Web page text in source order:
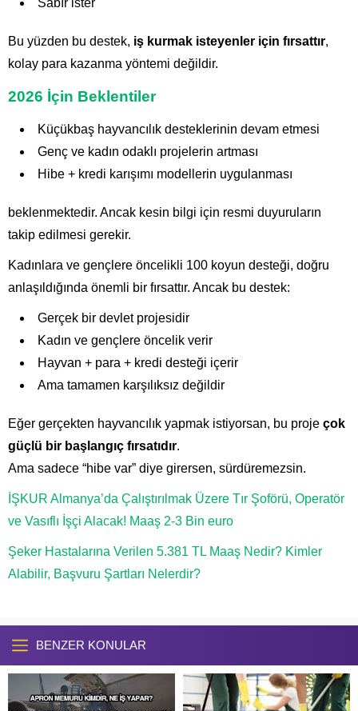
Sabır ister
Bu yüzden bu destek, iş kurmak isteyenler için fırsattır,
kolay para kazanma yöntemi değildir.
2026 İçin Beklentiler
Küçükbaş hayvancılık desteklerinin devam etmesi
Genç ve kadın odaklı projelerin artması
Hibe + kredi karışımı modellerin uygulanması
beklenmektedir. Ancak kesin bilgi için resmi duyuruların
takip edilmesi gerekir.
Kadınlara ve gençlere öncelikli 100 koyun desteği, doğru
anlaşıldığında önemli bir fırsattır. Ancak bu destek:
Gerçek bir devlet projesidir
Kadın ve gençlere öncelik verir
Hayvan + para + kredi desteği içerir
Ama tamamen karşılıksız değildir
Eğer gerçekten hayvancılık yapmak istiyorsan, bu proje çok
güçlü bir başlangıç fırsatıdır.
Ama sadece “hibe var” diye girersen, sürdüremezsin.
İŞKUR Almanya’da Çalıştırılmak Üzere Tır Şoförü, Operatör
ve Vasıflı İşçi Alacak! Maaş 2-3 Bin euro
Şeker Hastalarına Verilen 5.381 TL Maaş Nedir? Kimler
Alabilir, Başvuru Şartları Nelerdir?
BENZER KONULAR